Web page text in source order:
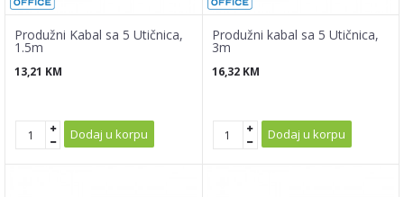
Produžni Kabal sa 5 Utičnica,
1.5m
13,21 KM
Dodaj u korpu
Produžni kabal sa 5 Utičnica,
3m
16,32 KM
Dodaj u korpu